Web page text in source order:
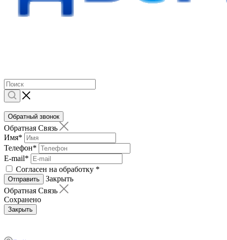
Обратный звонок
Обратная Связь
Имя*
Телефон*
E-mail*
Согласен на обработку *
Отправить
Закрыть
Обратная Связь
Сохранено
Закрыть